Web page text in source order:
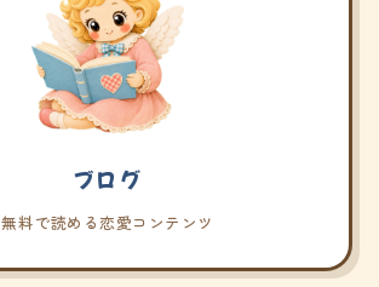
ブログ
無料で読める恋愛コンテンツ